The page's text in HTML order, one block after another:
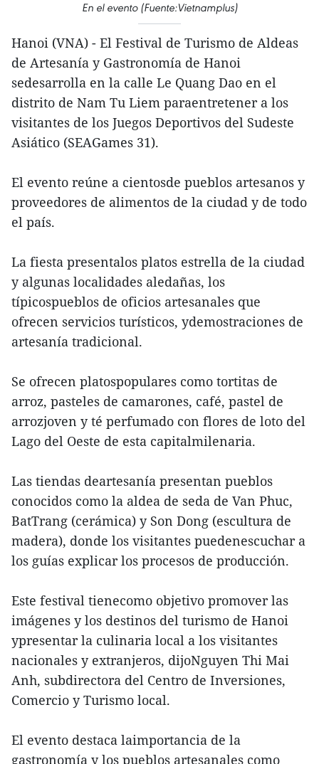
En el evento (Fuente:Vietnamplus)
Hanoi (VNA) - El Festival de Turismo de Aldeas
de Artesanía y Gastronomía de Hanoi
sedesarrolla en la calle Le Quang Dao en el
distrito de Nam Tu Liem paraentretener a los
visitantes de los Juegos Deportivos del Sudeste
Asiático (SEAGames 31).
El evento reúne a cientosde pueblos artesanos y
proveedores de alimentos de la ciudad y de todo
el país.
La fiesta presentalos platos estrella de la ciudad
y algunas localidades aledañas, los
típicospueblos de oficios artesanales que
ofrecen servicios turísticos, ydemostraciones de
artesanía tradicional.
Se ofrecen platospopulares como tortitas de
arroz, pasteles de camarones, café, pastel de
arrozjoven y té perfumado con flores de loto del
Lago del Oeste de esta capitalmilenaria.
Las tiendas deartesanía presentan pueblos
conocidos como la aldea de seda de Van Phuc,
BatTrang (cerámica) y Son Dong (escultura de
madera), donde los visitantes puedenescuchar a
los guías explicar los procesos de producción.
Este festival tienecomo objetivo promover las
imágenes y los destinos del turismo de Hanoi
ypresentar la culinaria local a los visitantes
nacionales y extranjeros, dijoNguyen Thi Mai
Anh, subdirectora del Centro de Inversiones,
Comercio y Turismo local.
El evento destaca laimportancia de la
gastronomía y los pueblos artesanales como